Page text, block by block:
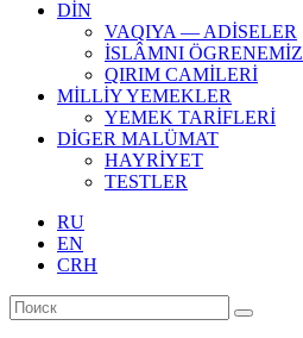
DİN
VAQIYA — ADİSELER
İSLÂMNI ÖGRENEMİZ
QIRIM CAMİLERİ
MİLLİY YEMEKLER
YEMEK TARİFLERİ
DİGER MALÜMAT
HAYRİYET
TESTLER
RU
EN
CRH